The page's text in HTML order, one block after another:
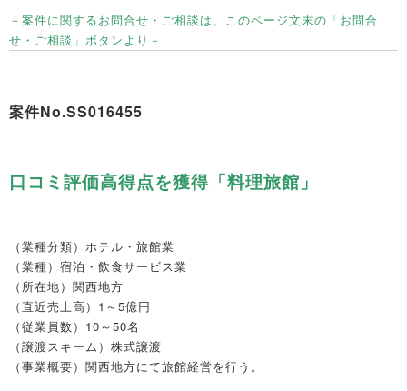
－案件に関するお問合せ・ご相談は、このページ文末の「お問合
せ・ご相談」ボタンより－
案件No.SS016455
口コミ評価高得点を獲得「料理旅館」
（業種分類） ホテル・旅館業
（業種） 宿泊・飲食サービス業
（所在地） 関西地方
（直近売上高） 1～5億円
（従業員数） 10～50名
（譲渡スキーム） 株式譲渡
（事業概要） 関西地方にて旅館経営を行う。